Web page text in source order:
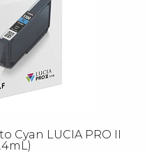
Cyan LUCIA PRO II